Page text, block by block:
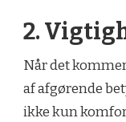
2.
Når det
af afgørende
ikke kun